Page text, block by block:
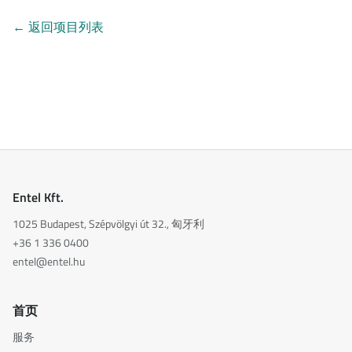
← 返回项目列表
Entel Kft.
1025 Budapest, Szépvölgyi út 32., 匈牙利
+36 1 336 0400
entel@entel.hu
首页
服务